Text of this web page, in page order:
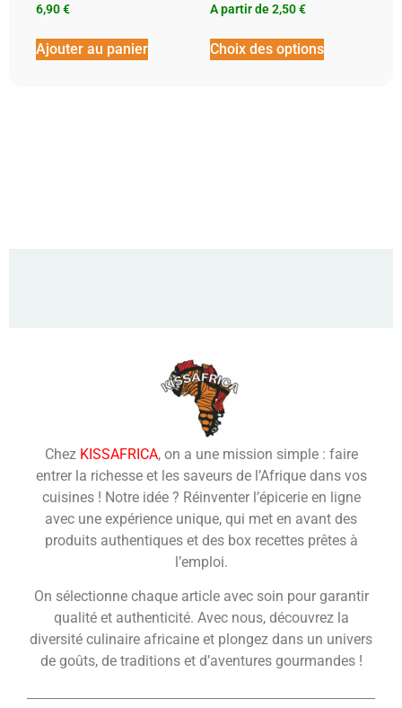
6,90€
Ajouter au panier
A partir de2,50€
Choix des options
Chez KISSAFRICA, on a une mission simple : faire
entrer la richesse et les saveurs de l’Afrique dans vos
cuisines ! Notre idée ? Réinventer l’épicerie en ligne
avec une expérience unique, qui met en avant des
produits authentiques et des box recettes prêtes à
l’emploi.
On sélectionne chaque article avec soin pour garantir
qualité et authenticité. Avec nous, découvrez la
diversité culinaire africaine et plongez dans un univers
de goûts, de traditions et d’aventures gourmandes !